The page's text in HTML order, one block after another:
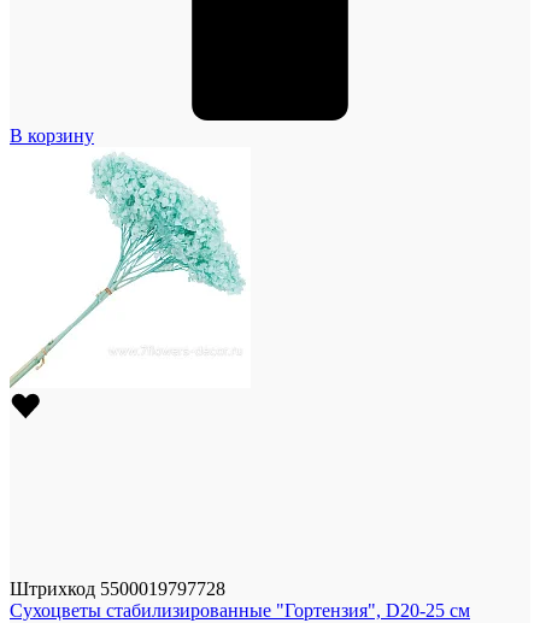
В корзину
Штрихкод 5500019797728
Сухоцветы стабилизированные "Гортензия", D20-25 см